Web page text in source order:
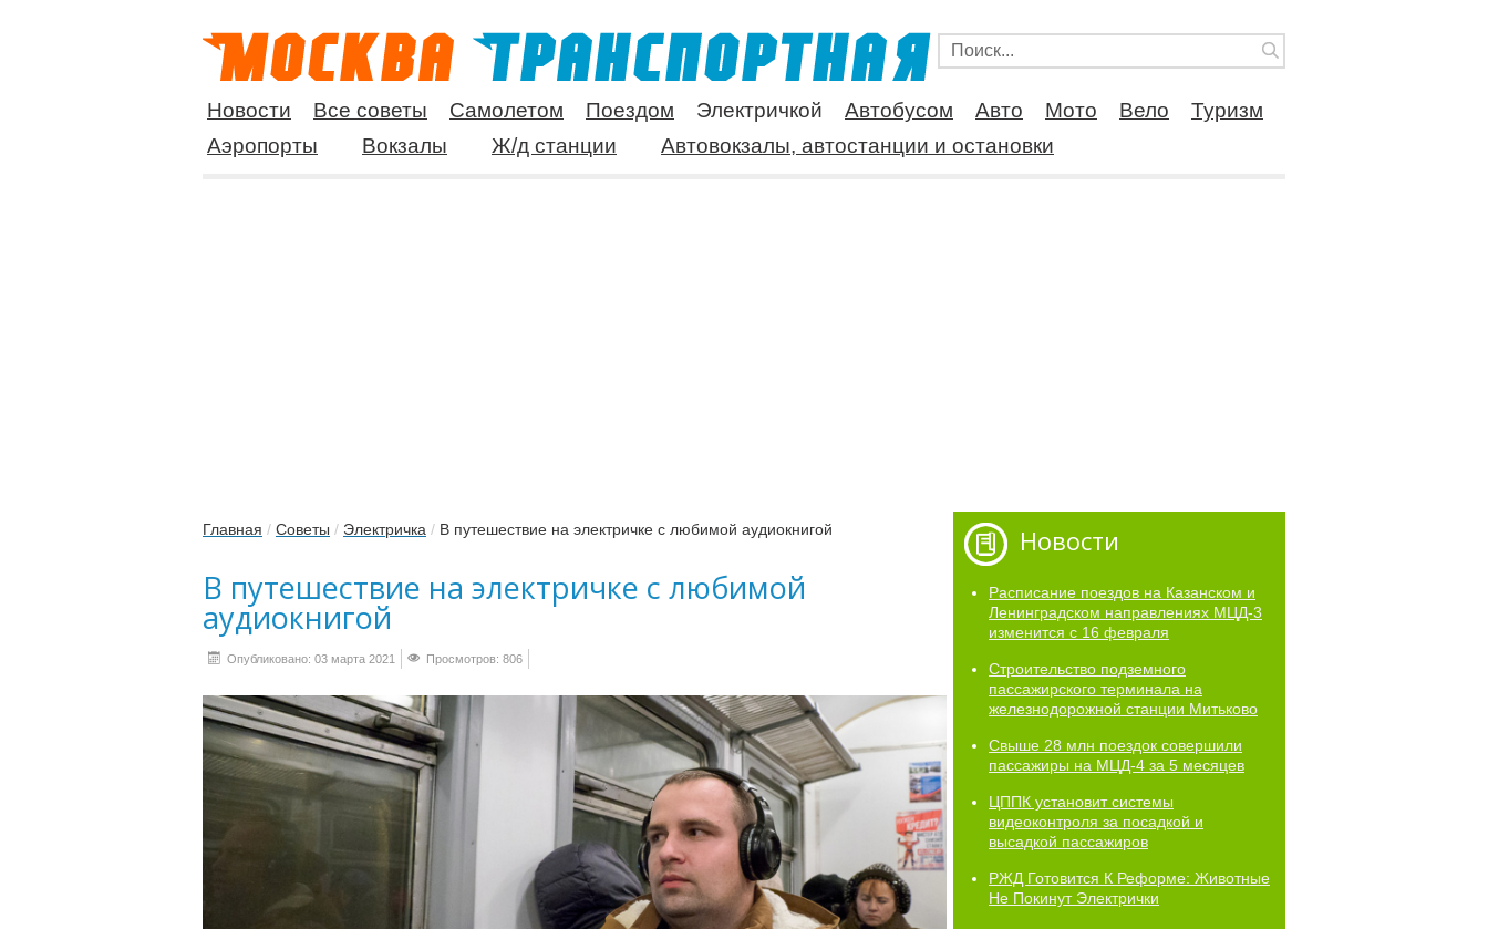
Новости Все советы Самолетом Поездом Электричкой Автобусом Авто Мото Вело
Туризм
Аэропорты
Вокзалы Ж/д станции Автовокзалы, автостанции и остановки
Главная / Советы / Электричка / В путешествие на электричке с любимой аудиокнигой
В путешествие на электричке с любимой
аудиокнигой
Опубликовано: 03 марта 2021 Просмотров: 806
Новости
Расписание поездов на Казанском и
Ленинградском направлениях МЦД-3
изменится с 16 февраля
Строительство подземного
пассажирского терминала на
железнодорожной станции Митьково
Свыше 28 млн поездок совершили
пассажиры на МЦД-4 за 5 месяцев
ЦППК установит системы
видеоконтроля за посадкой и
высадкой пассажиров
РЖД Готовится К Реформе: Животные
Не Покинут Электрички